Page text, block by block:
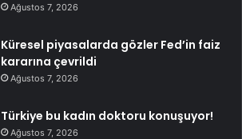
Ağustos 7, 2026
Küresel piyasalarda gözler Fed’in faiz
kararına çevrildi
Ağustos 7, 2026
Türkiye bu kadın doktoru konuşuyor!
Ağustos 7, 2026